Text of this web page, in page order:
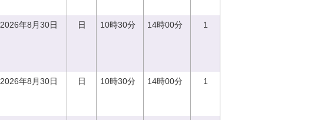
2026年8月30日 日 10時30分 14時00分 1
2026年8月30日 日 10時30分 14時00分 1